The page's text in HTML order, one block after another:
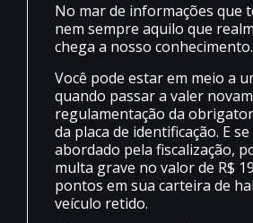
No mar de informações que
nem sempre aquilo que
chega a nosso conhecimento.
Você pode estar em meio a
quando passar a valer
regulamentação da
da placa de identificação. E
abordado pela fiscalização,
multa grave no valor de R$
pontos em sua carteira de
veículo retido.